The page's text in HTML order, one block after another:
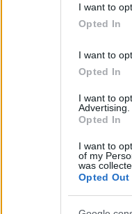
I want to
Opted In
I want to
Opted In
I want to
Advertising.
Opted In
I want to
of my
was
Opted Out